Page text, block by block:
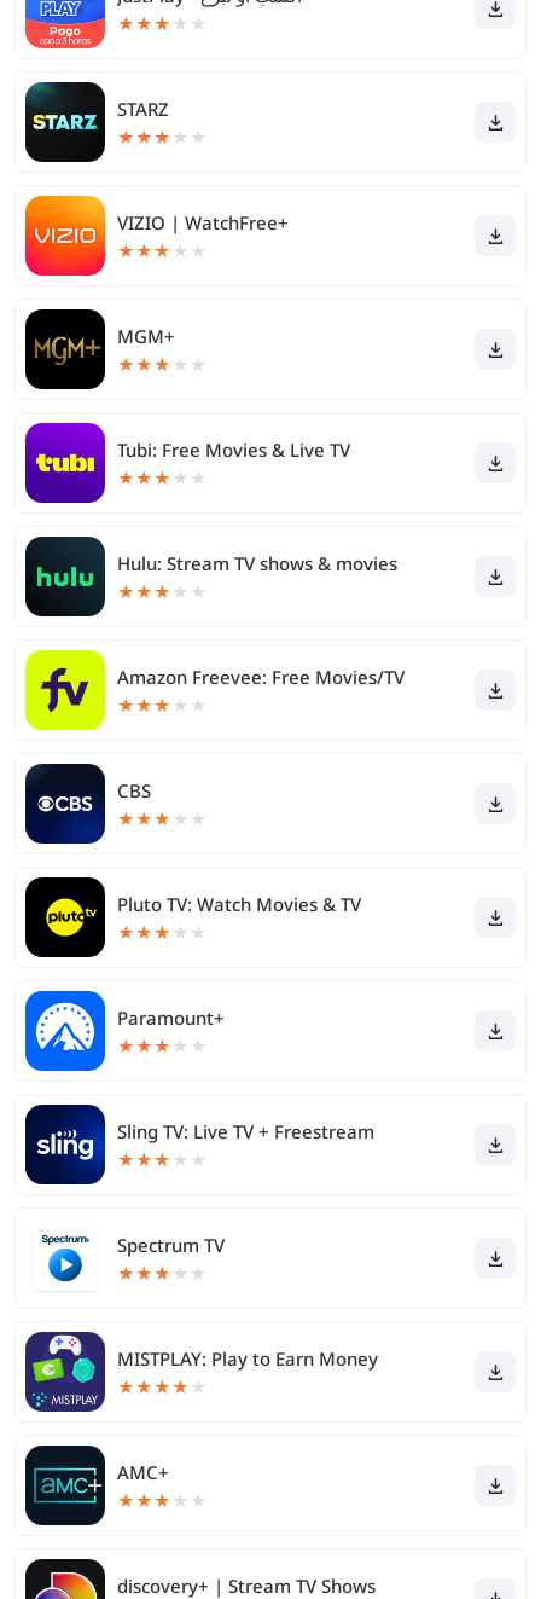
★★★ ★ ★
STARZ
★★★ ★ ★
VIZIO | WatchFree+
★★★ ★ ★
MGM+
★★★ ★ ★
Tubi: Free Movies & Live TV
★★★ ★ ★
Hulu: Stream TV shows & movies
★★★ ★ ★
Amazon Freevee: Free Movies/TV
★★★ ★ ★
CBS
★★★ ★ ★
Pluto TV: Watch Movies & TV
★★★ ★ ★
Paramount+
★★★ ★ ★
Sling TV: Live TV + Freestream
★★★ ★ ★
Spectrum TV
★★★ ★ ★
MISTPLAY: Play to Earn Money
★★★★ ★
AMC+
★★★ ★ ★
discovery+ | Stream TV Shows